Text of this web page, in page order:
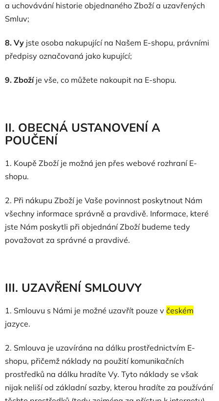
a uchovávání historie objednaného Zboží a uzavřených
Smluv;
8. Vy jste osoba nakupující na Našem E-shopu, právními
předpisy označovaná jako kupující;
9. Zbožíje vše, co můžete nakoupit na E-shopu.
II. OBECNÁ USTANOVENÍ A
POUČENÍ
1. Koupě Zboží je možná jen přes webové rozhraní E-
shopu.
2. Při nákupu Zboží je Vaše povinnost poskytnout Nám
všechny informace správně a pravdivě. Informace, které
jste Nám poskytli při objednání Zboží budeme tedy
považovat za správné a pravdivé.
III. UZAVŘENÍ SMLOUVY
1. Smlouvu s Námi je možné uzavřít pouze v českém
jazyce.
2. Smlouva je uzavírána na dálku prostřednictvím E-
shopu, přičemž náklady na použití komunikačních
prostředků na dálku hradíte Vy. Tyto náklady se však
nijak neliší od základní sazby, kterou hradíte za používání